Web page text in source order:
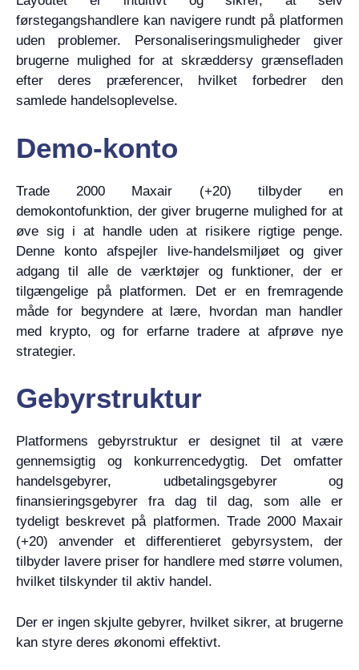
førstegangshandlere kan navigere rundt på platformen
uden problemer. Personaliseringsmuligheder giver
brugerne mulighed for at skræddersy grænsefladen
efter deres præferencer, hvilket forbedrer den
samlede handelsoplevelse.
Demo-konto
Trade 2000 Maxair (+20) tilbyder en
demokontofunktion, der giver brugerne mulighed for at
øve sig i at handle uden at risikere rigtige penge.
Denne konto afspejler live-handelsmiljøet og giver
adgang til alle de værktøjer og funktioner, der er
tilgængelige på platformen. Det er en fremragende
måde for begyndere at lære, hvordan man handler
med krypto, og for erfarne tradere at afprøve nye
strategier.
Gebyrstruktur
Platformens gebyrstruktur er designet til at være
gennemsigtig og konkurrencedygtig. Det omfatter
handelsgebyrer, udbetalingsgebyrer og
finansieringsgebyrer fra dag til dag, som alle er
tydeligt beskrevet på platformen. Trade 2000 Maxair
(+20) anvender et differentieret gebyrsystem, der
tilbyder lavere priser for handlere med større volumen,
hvilket tilskynder til aktiv handel.
Der er ingen skjulte gebyrer, hvilket sikrer, at brugerne
kan styre deres økonomi effektivt.